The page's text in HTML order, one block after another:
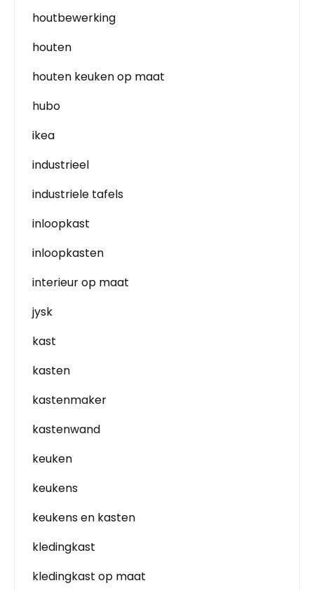
houtbewerking
houten
houten keuken op maat
hubo
ikea
industrieel
industriele tafels
inloopkast
inloopkasten
interieur op maat
jysk
kast
kasten
kastenmaker
kastenwand
keuken
keukens
keukens en kasten
kledingkast
kledingkast op maat